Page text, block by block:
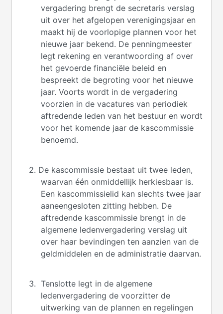
vergadering brengt de secretaris verslag
uit over het afgelopen verenigingsjaar en
maakt hij de voorlopige plannen voor het
nieuwe jaar bekend. De penningmeester
legt rekening en verantwoording af over
het gevoerde financiële beleid en
bespreekt de begroting voor het nieuwe
jaar. Voorts wordt in de vergadering
voorzien in de vacatures van periodiek
aftredende leden van het bestuur en wordt
voor het komende jaar de kascommissie
benoemd.
2. De kascommissie bestaat uit twee leden,
waarvan één onmiddellijk herkiesbaar is.
Een kascommissielid kan slechts twee jaar
aaneengesloten zitting hebben. De
aftredende kascommissie brengt in de
algemene ledenvergadering verslag uit
over haar bevindingen ten aanzien van de
geldmiddelen en de administratie daarvan.
3. Tenslotte legt in de algemene
ledenvergadering de voorzitter de
uitwerking van de plannen en regelingen